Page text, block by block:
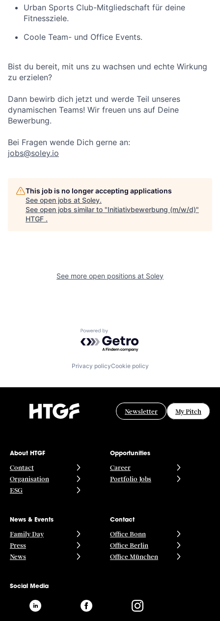
Urban Sports Club-Mitgliedschaft für deine
Fitnessziele.
Coole Team- und Office Events.
Bist du bereit, mit uns zu wachsen und echte Wirkung
zu erzielen?
Dann bewirb dich jetzt und werde Teil unseres
dynamischen Teams! Wir freuen uns auf Deine
Bewerbung.
Bei Fragen wende Dich gerne an:
jobs@soley.io
This job is no longer accepting applications
See open jobs at Soley.
See open jobs similar to "Initiativbewerbung (m/w/d)"
HTGF .
See more open positions at Soley
Powered by Getro.com
Privacy policyCookie policy
Newsletter My Pitch
About HTGF
Contact
Organisation
ESG
Opportunities
Career
Portfolio Jobs
News & Events
Family Day
Press
News
Contact
Office Bonn
Office Berlin
Office München
Social Media